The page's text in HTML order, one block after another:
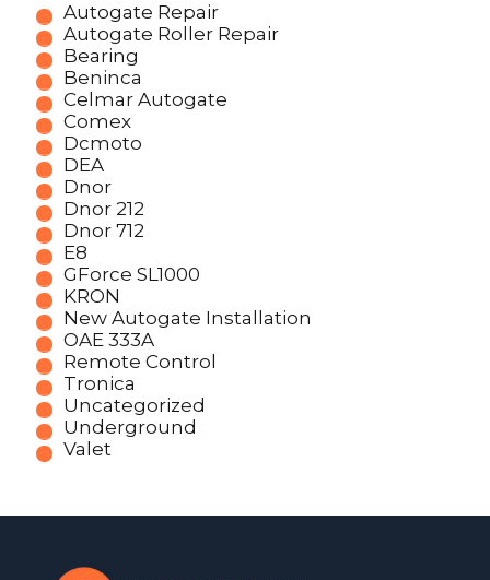
Autogate Repair
Autogate Roller Repair
Bearing
Beninca
Celmar Autogate
Comex
Dcmoto
DEA
Dnor
Dnor 212
Dnor 712
E8
GForce SL1000
KRON
New Autogate Installation
OAE 333A
Remote Control
Tronica
Uncategorized
Underground
Valet